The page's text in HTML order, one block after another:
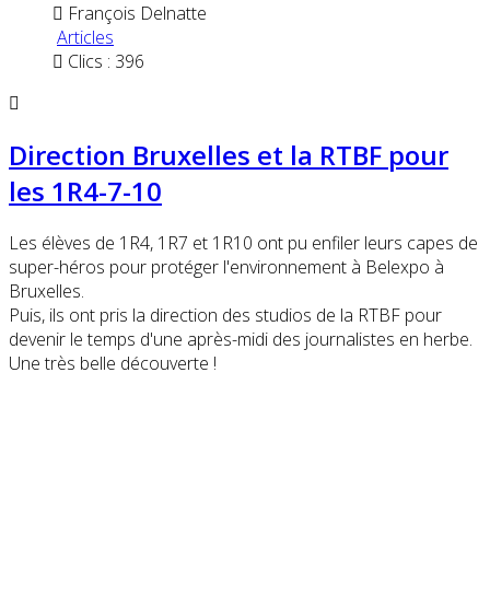
François Delnatte
Articles
Clics : 396
Direction Bruxelles et la RTBF pour
les 1R4-7-10
Les élèves de 1R4, 1R7 et 1R10 ont pu enfiler leurs capes de
super-héros pour protéger l'environnement à Belexpo à
Bruxelles.
Puis, ils ont pris la direction des studios de la RTBF pour
devenir le temps d'une après-midi des journalistes en herbe.
Une très belle découverte !